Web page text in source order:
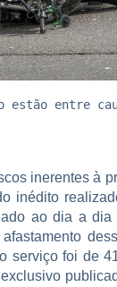
entre
inerentes à
inédito
ao dia a dia
serviço foi de